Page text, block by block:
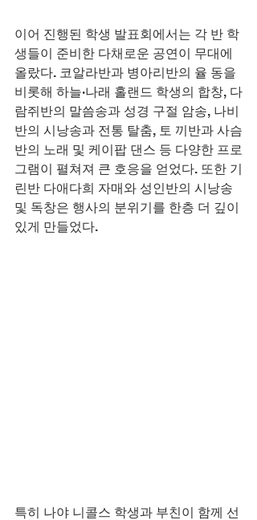
이어 진행된 학생 발표회에서는 각 반 학
생들이 준비한 다채로운 공연이 무대에
올랐다. 코알라반과 병아리반의 율 동을
비롯해 하늘·나래 홀랜드 학생의 합창, 다
람쥐반의 말씀송과 성경 구절 암송, 나비
반의 시낭송과 전통 탈춤, 토 끼반과 사슴
반의 노래 및 케이팝 댄스 등 다양한 프로
그램이 펼쳐져 큰 호응을 얻었다. 또한 기
린반 다애다희 자매와 성인반의 시낭송
및 독창은 행사의 분위기를 한층 더 깊이
있게 만들었다.
특히 나야 니콜스 학생과 부친이 함께 선